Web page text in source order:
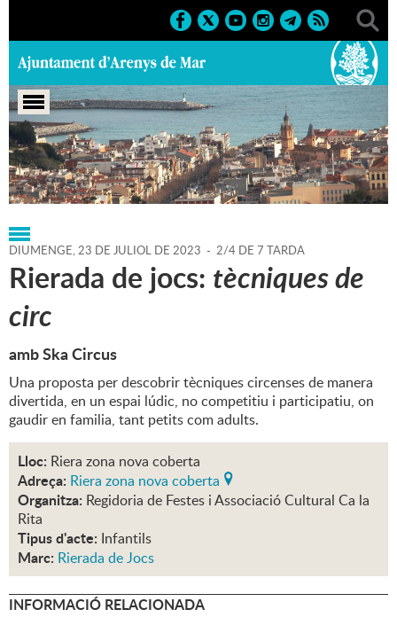
Portada > Regidories > Cultura > Agenda > 23-07-2023
DIUMENGE,23 DE JULIOL DE 2023 - 2/4 DE 7 TARDA
Rierada de jocs: tècniques de
circ
amb Ska Circus
Una proposta per descobrir tècniques circenses de manera
divertida, en un espai lúdic, no competitiu i participatiu, on
gaudir en familia, tant petits com adults.
Lloc: Riera zona nova coberta
Adreça: Riera zona nova coberta
Organitza: Regidoria de Festes i Associació Cultural Ca la
Rita
Tipus d'acte: Infantils
Marc: Rierada de Jocs
INFORMACIÓ RELACIONADA